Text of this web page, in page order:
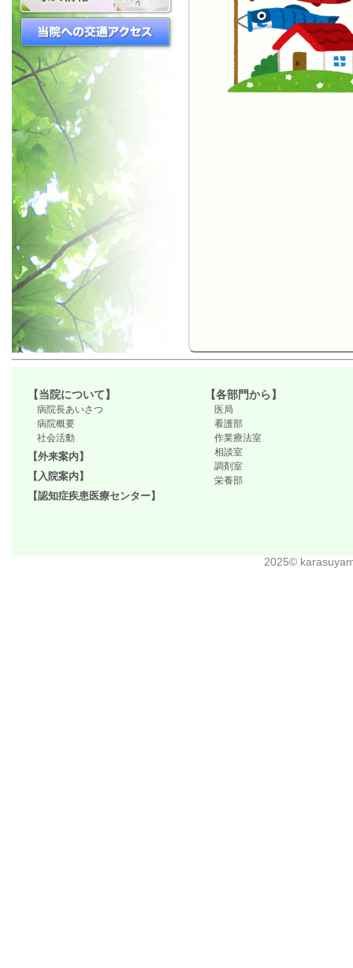
【当院について】
病院長あいさつ
病院概要
社会活動
【外来案内】
【入院案内】
【認知症疾患医療センター】
【各部門から】
医局
看護部
作業療法室
相談室
調剤室
栄養部
2025©